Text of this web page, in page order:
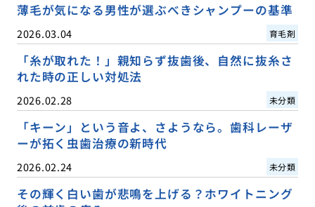
薄毛が気になる男性が選ぶべきシャンプーの基準
2026.03.04 育毛剤
「糸が取れた！」親知らず抜歯後、自然に抜糸さ
れた時の正しい対処法
2026.02.28 未分類
「キーン」という音よ、さようなら。歯科レーザ
ーが拓く虫歯治療の新時代
2026.02.24 未分類
その輝く白い歯が悲鳴を上げる？ホワイトニング